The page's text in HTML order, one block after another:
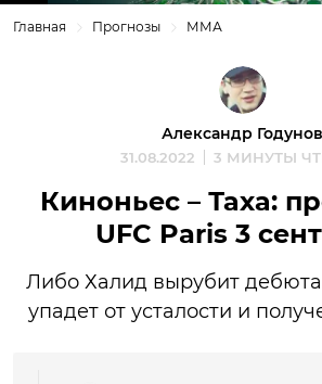
Главная Прогнозы ММА
Александр Годунов
31.08.2022 3 МИНУТЫ
Киноньес – Таха:
UFC Paris 3
Либо Халид вырубит
упадет от усталости и